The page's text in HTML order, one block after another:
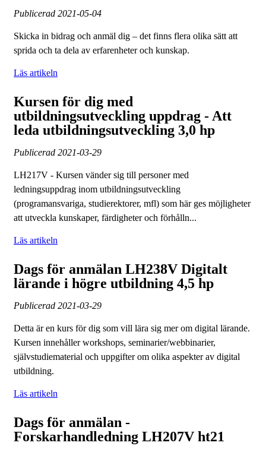
Publicerad 2021-05-04
Skicka in bidrag och anmäl dig – det finns flera olika sätt att
sprida och ta dela av erfarenheter och kunskap.
Läs artikeln
Kursen för dig med
utbildningsutveckling uppdrag - Att
leda utbildningsutveckling 3,0 hp
Publicerad 2021-03-29
LH217V - Kursen vänder sig till personer med
ledningsuppdrag inom utbildningsutveckling
(programansvariga, studierektorer, mfl) som här ges möjligheter
att utveckla kunskaper, färdigheter och förhålln...
Läs artikeln
Dags för anmälan LH238V Digitalt
lärande i högre utbildning 4,5 hp
Publicerad 2021-03-29
Detta är en kurs för dig som vill lära sig mer om digital lärande.
Kursen innehåller workshops, seminarier/webbinarier,
självstudiematerial och uppgifter om olika aspekter av digital
utbildning.
Läs artikeln
Dags för anmälan -
Forskarhandledning LH207V ht21